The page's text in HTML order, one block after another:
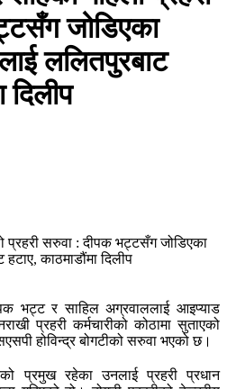
जोडिएका
ललितपुरबाट
दिलीप
भट्ट र साहिल अग्रवाललाई आइप्याड
प्रहरी कर्मचारीको कोठामा सुताएको
होविन्द्र बोगटीको सरुवा भएको छ।
प्रमुख रहेका उनलाई प्रहरी प्रधान